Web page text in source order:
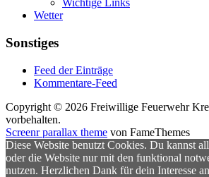
Wichtige Links
Wetter
Sonstiges
Feed der Einträge
Kommentare-Feed
Copyright © 2026 Freiwillige Feuerwehr
vorbehalten.
Screenr parallax theme von FameThemes
Diese Website benutzt Cookies. Du kannst
oder die Website nur mit den funktional
nutzen. Herzlichen Dank für dein Interesse